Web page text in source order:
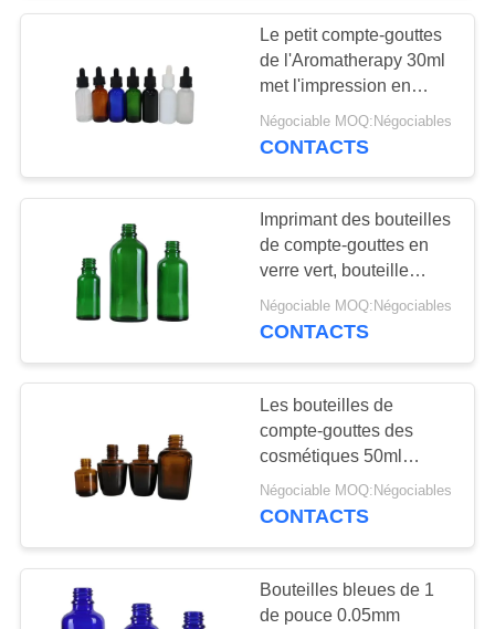
Le petit compte-gouttes
de l'Aromatherapy 30ml
met l'impression en
bouteille de logo de
couvercle à visser
Négociable MOQ:Négociables
CONTACTS
Imprimant des bouteilles
de compte-gouttes en
verre vert, bouteille
médicale en verre
20ml/de compte-gouttes
Négociable MOQ:Négociables
CONTACTS
Les bouteilles de
compte-gouttes des
cosmétiques 50ml
Brown avec sans danger
pour les
Négociable MOQ:Négociables
CONTACTS
Bouteilles bleues de 1
de pouce 0.05mm